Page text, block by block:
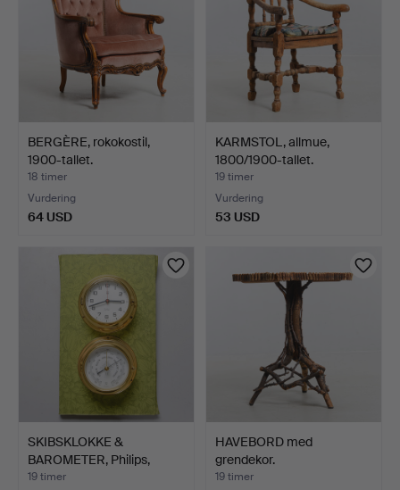
BERGÈRE, rokokostil,
1900-tallet.
18 timer
Vurdering
64 USD
KARMSTOL, allmue,
1800/1900-tallet.
19 timer
Vurdering
53 USD
SKIBSKLOKKE &
BAROMETER, Philips,
anden ha…
19 timer
HAVEBORD med
grendekor.
19 timer